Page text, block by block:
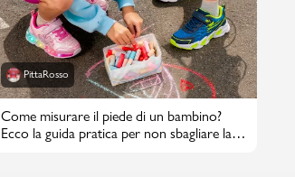
PittaRosso
Come misurare il piede di un bambino?
Ecco la guida pratica per non sbagliare la